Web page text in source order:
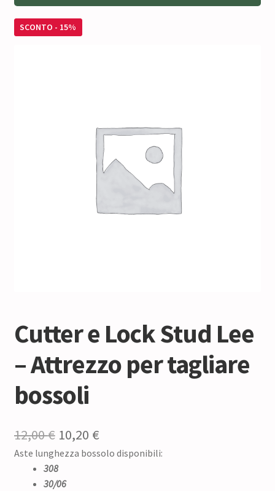
SCONTO - 15%
Cutter e Lock Stud Lee
– Attrezzo per tagliare
bossoli
12,00€ Il
prezzo
originale
10,20 €Il
prezzo
Aste lunghezza bossolo disponibili:
308
30/06